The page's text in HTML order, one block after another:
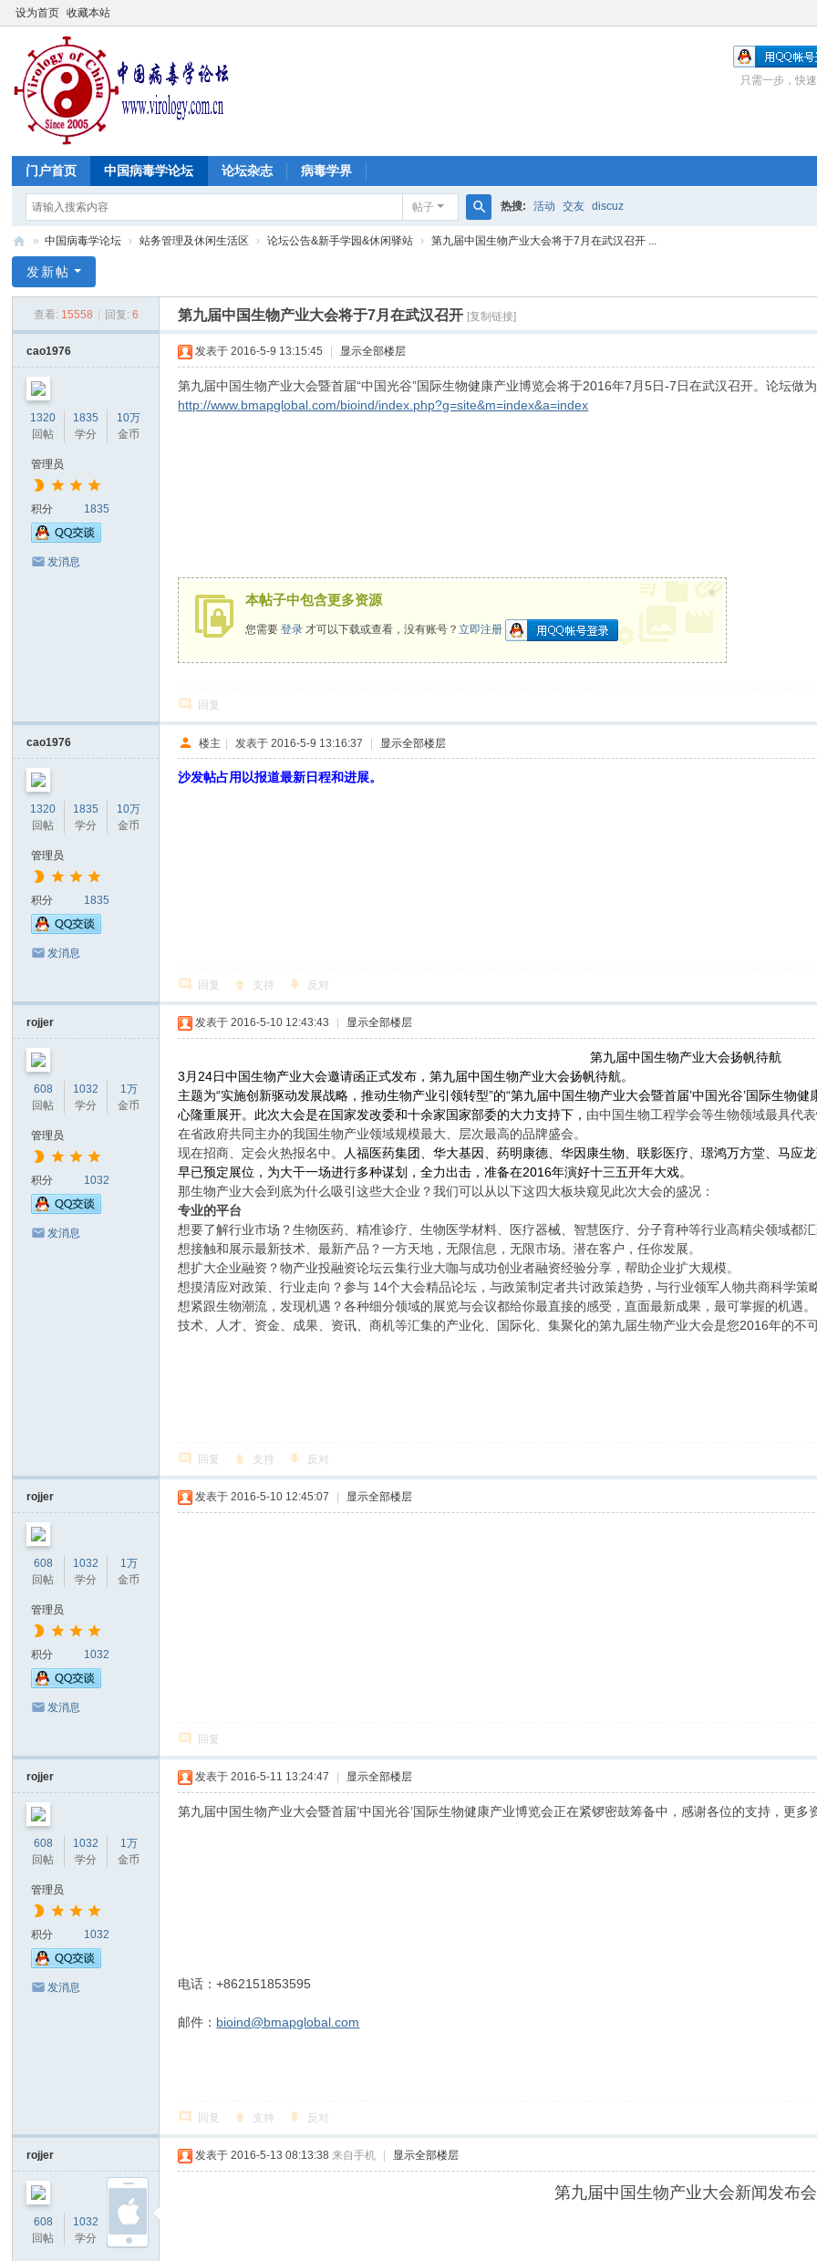
设为首页 收藏本站
只需一步，快
门户首页 中国病毒学论坛 论坛杂志 病毒学界
帖子
搜
热搜: 活动 交友 discuz
国
论
» 中国病毒学论坛 › 站务管理及休闲生活区 › 论坛公告&新手学园&休闲驿站 › 第九届中国生物产业大会将于7月在武汉召开 ...
发新帖
查看: 15558 回复: 6 第九届中国生物产业大会将于7月在武汉召开 [复制链接]
cao1976
1320
回帖
1835
学分
10万
金币
管理员
积分 1835
发消息
发表于 2016-5-9 13:15:45 显示全部楼层
第九届中国生物产业大会暨首届“中国光谷”国际生物健康产业博览会将于2016年7月5日-7日在武汉召开。论坛做
http://www.bmapglobal.com/bioind/index.php?g=site&m=index&a=index
本帖子中包含更多资源
您需要登录 才可以下载或查看，没有账号？立即注册
×
回复
cao1976
1320
回帖
1835
学分
10万
金币
管理员
积分 1835
发消息
楼主 | 发表于 2016-5-9 13:16:37 | 显示全部楼层
沙发帖占用以报道最新日程和进展。
回复 支持 反对
rojjer
608
回帖
1032
学分
1万
金币
管理员
积分 1032
发消息
发表于 2016-5-10 12:43:43 显示全部楼层
第九届中国生物产业大会扬帆待航
3月24日中国生物产业大会邀请函正式发布，第九届中国生物产业大会扬帆待航。
主题为“实施创新驱动发展战略，推动生物产业引领转型”的“第九届中国生物产业大会暨首届’中国光谷’国际生物
心隆重展开。此次大会是在国家发改委和十余家国家部委的大力支持下， 由中国生物工程学会等生物领域最具代
在省政府共同主办的我国生物产业领域规模最大、层次最高的品牌盛会。
现在招商、定会火热报名中。
人福医药集团、华大基因、药明康德、华因康生物、联影医疗、璟鸿万方堂、马
早已预定展位，为大干一场进行多种谋划，全力出击，准备在2016年演好十三五开年大戏。
那生物产业大会到底为什么吸引这些大企业？我们可以从以下这四大板块窥见此次大会的盛况：
专业的平台
想要了解行业市场？生物医药、精准诊疗、生物医学材料、医疗器械、智慧医疗、分子育种等行业高精尖领域都
想接触和展示最新技术、最新产品？一方天地，无限信息，无限市场。潜在客户，任你发展。
想扩大企业融资？物产业投融资论坛云集行业大咖与成功创业者融资经验分享，帮助企业扩大规模。
想摸清应对政策、行业走向？参与 14个大会精品论坛，与政策制定者共讨政策趋势，与行业领军人物共商科学策
想紧跟生物潮流，发现机遇？各种细分领域的展览与会议都给你最直接的感受，直面最新成果，最可掌握的机遇。
技术、人才、资金、成果、资讯、商机等汇集的产业化、国际化、集聚化的第九届生物产业大会是您2016年的不
回复 支持 反对
rojjer
608
回帖
1032
学分
1万
金币
管理员
积分 1032
发消息
发表于 2016-5-10 12:45:07 显示全部楼层
回复
rojjer
608
回帖
1032
学分
1万
金币
管理员
积分 1032
发消息
发表于 2016-5-11 13:24:47 显示全部楼层
第九届中国生物产业大会暨首届’中国光谷’国际生物健康产业博览会正在紧锣密鼓筹备中，感谢各位的支持，更多
电话：+862151853595
邮件： bioind@bmapglobal.com
回复 支持 反对
rojjer
608
回帖
1032
学分
1万
金币
发表于 2016-5-13 08:13:38 来自手机 显示全部楼层
第九届中国生物产业大会新闻发布会